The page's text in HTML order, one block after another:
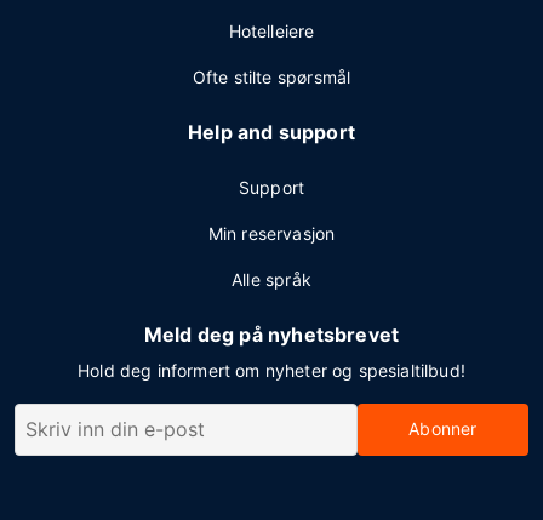
Hotelleiere
Ofte stilte spørsmål
Help and support
Support
Min reservasjon
Alle språk
Meld deg på nyhetsbrevet
Hold deg informert om nyheter og spesialtilbud!
Abonner